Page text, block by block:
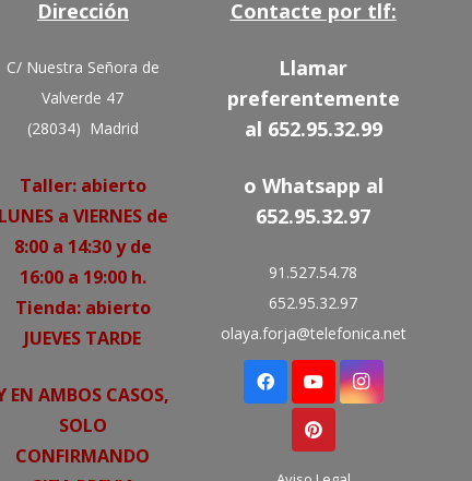
Dirección
C/ Nuestra Señora de
Valverde 47
(28034) Madrid
Taller: abierto
LUNES a VIERNES de
8:00 a 14:30 y de
16:00 a 19:00 h.
Tienda: abierto
JUEVES TARDE
EN AMBOS CASOS,
SOLO
CONFIRMANDO
Contacte por tlf:
Llamar
preferentemente
al 652.95.32.99
o Whatsapp al
652.95.32.97
91.527.54.78
652.95.32.97
olaya.forja@telefonica.net